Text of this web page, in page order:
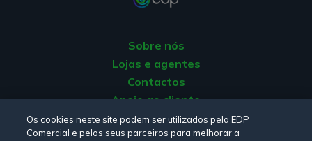
Sobre nós
Lojas e agentes
Contactos
Apoio ao cliente
Origem da energia
Livro de reclamações
Os cookies neste site podem ser utilizados pela EDP
Comercial e pelos seus parceiros para melhorar a